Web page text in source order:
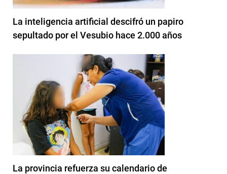
La inteligencia artificial descifró un papiro
sepultado por el Vesubio hace 2.000 años
La provincia refuerza su calendario de